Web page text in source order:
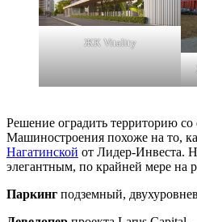
ЖК Vitality
Решение оградить территорию
Машиностроения похоже на то,
Нагатинской от Лидер-Инвеста.
элегантным, по крайней мере на
Паркинг подземный,